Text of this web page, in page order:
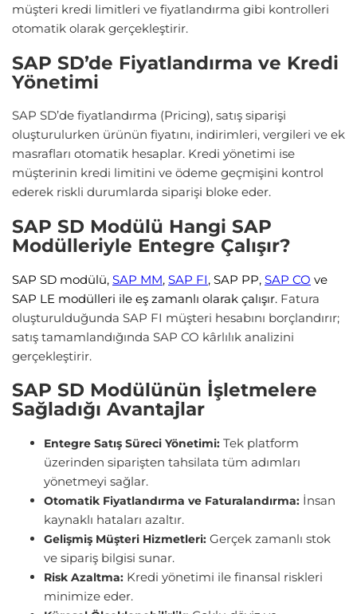
müşteri kredi limitleri ve fiyatlandırma gibi kontrolleri
otomatik olarak gerçekleştirir.
SAP SD’de Fiyatlandırma ve Kredi
Yönetimi
SAP SD’de fiyatlandırma (Pricing), satış siparişi
oluşturulurken ürünün fiyatını, indirimleri, vergileri ve ek
masrafları otomatik hesaplar. Kredi yönetimi ise
müşterinin kredi limitini ve ödeme geçmişini kontrol
ederek riskli durumlarda siparişi bloke eder.
SAP SD Modülü Hangi SAP
Modülleriyle Entegre Çalışır?
SAP SD modülü, SAP MM, SAP FI, SAP PP, SAP CO ve
SAP LE modülleri ile eş zamanlı olarak çalışır. Fatura
oluşturulduğunda SAP FI müşteri hesabını borçlandırır;
satış tamamlandığında SAP CO kârlılık analizini
gerçekleştirir.
SAP SD Modülünün İşletmelere
Sağladığı Avantajlar
Entegre Satış Süreci Yönetimi: Tek platform
üzerinden siparişten tahsilata tüm adımları
yönetmeyi sağlar.
Otomatik Fiyatlandırma ve Faturalandırma: İnsan
kaynaklı hataları azaltır.
Gelişmiş Müşteri Hizmetleri: Gerçek zamanlı stok
ve sipariş bilgisi sunar.
Risk Azaltma: Kredi yönetimi ile finansal riskleri
minimize eder.